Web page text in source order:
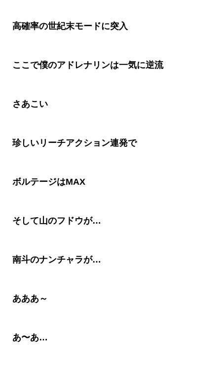
高確率の世紀末モードに突入
ここで僕のアドレナリンは一気に逆流
さあこい
珍しいリーチアクション連発で
ボルテージはMAX
そして山のフドウが…
南斗のナンチャラが…
あああ～
あ〜あ…